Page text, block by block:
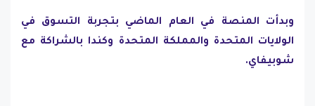
وبدأت المنصة في العام الماضي بتجربة التسوق في
الولايات المتحدة والمملكة المتحدة وكندا بالشراكة مع
شوبيفاي.